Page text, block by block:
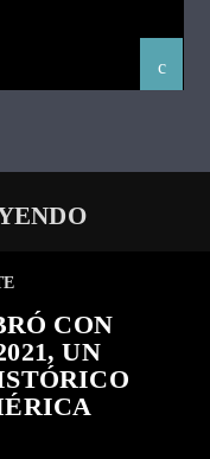
CON
UN